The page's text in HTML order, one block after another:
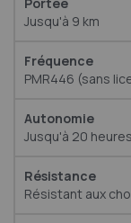
Jusqu'à 9 km
PMR446 (sans
Jusqu'à 20 heures
Résistant aux